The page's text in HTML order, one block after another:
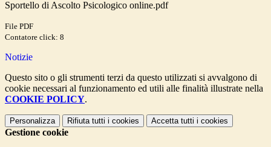
Sportello di Ascolto Psicologico online.pdf
File PDF
Contatore click: 8
Notizie
Questo sito o gli strumenti terzi da questo utilizzati si avvalgono di
cookie necessari al funzionamento ed utili alle finalità illustrate nella
COOKIE POLICY.
Personalizza Rifiuta tutti i cookies Accetta tutti i cookies
Gestione cookie